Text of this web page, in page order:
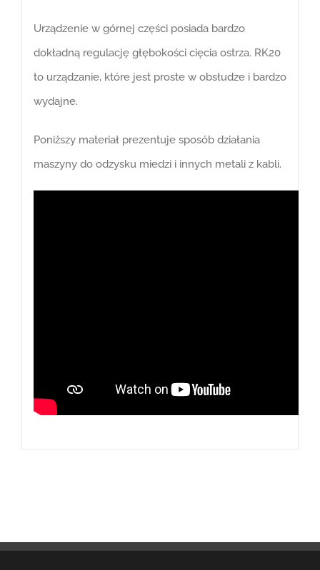
Urządzenie w górnej części posiada bardzo
dokładną regulację głębokości cięcia ostrza. RK20
to urządzanie, które jest proste w obsłudze i bardzo
wydajne.
Poniższy materiał prezentuje sposób działania
maszyny do odzysku miedzi i innych metali z kabli.